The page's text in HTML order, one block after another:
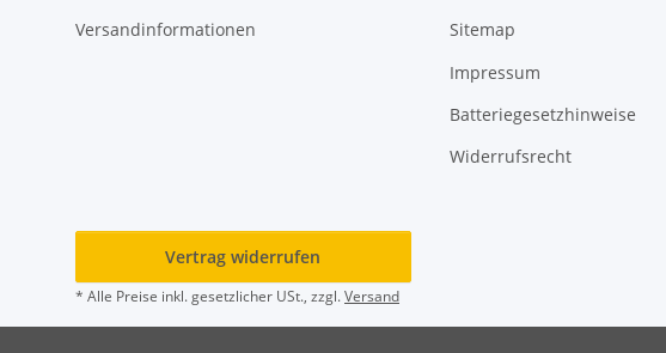
Versandinformationen
Sitemap
Impressum
Batteriegesetzhinweise
Widerrufsrecht
Vertrag widerrufen
* Alle Preise inkl. gesetzlicher USt., zzgl.Versand